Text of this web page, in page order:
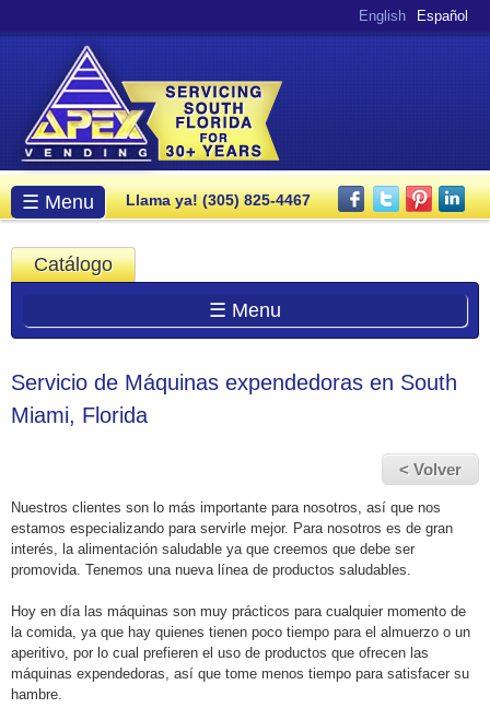
contenido
English Español
Menú principal
☰ Menu Llama ya! (305) 825-4467
Catálogo
☰ Menu
Servicio de Máquinas expendedoras en South
Miami, Florida
< Volver
Nuestros clientes son lo más importante para nosotros, así que nos
estamos especializando para servirle mejor. Para nosotros es de gran
interés, la alimentación saludable ya que creemos que debe ser
promovida. Tenemos una nueva línea de productos saludables.
Hoy en día las máquinas son muy prácticos para cualquier momento de
la comida, ya que hay quienes tienen poco tiempo para el almuerzo o un
aperitivo, por lo cual prefieren el uso de productos que ofrecen las
máquinas expendedoras, así que tome menos tiempo para satisfacer su
hambre.